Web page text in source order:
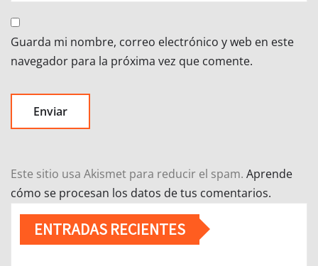
Guarda mi nombre, correo electrónico y web en este
navegador para la próxima vez que comente.
Este sitio usa Akismet para reducir el spam. Aprende
cómo se procesan los datos de tus comentarios.
ENTRADAS RECIENTES